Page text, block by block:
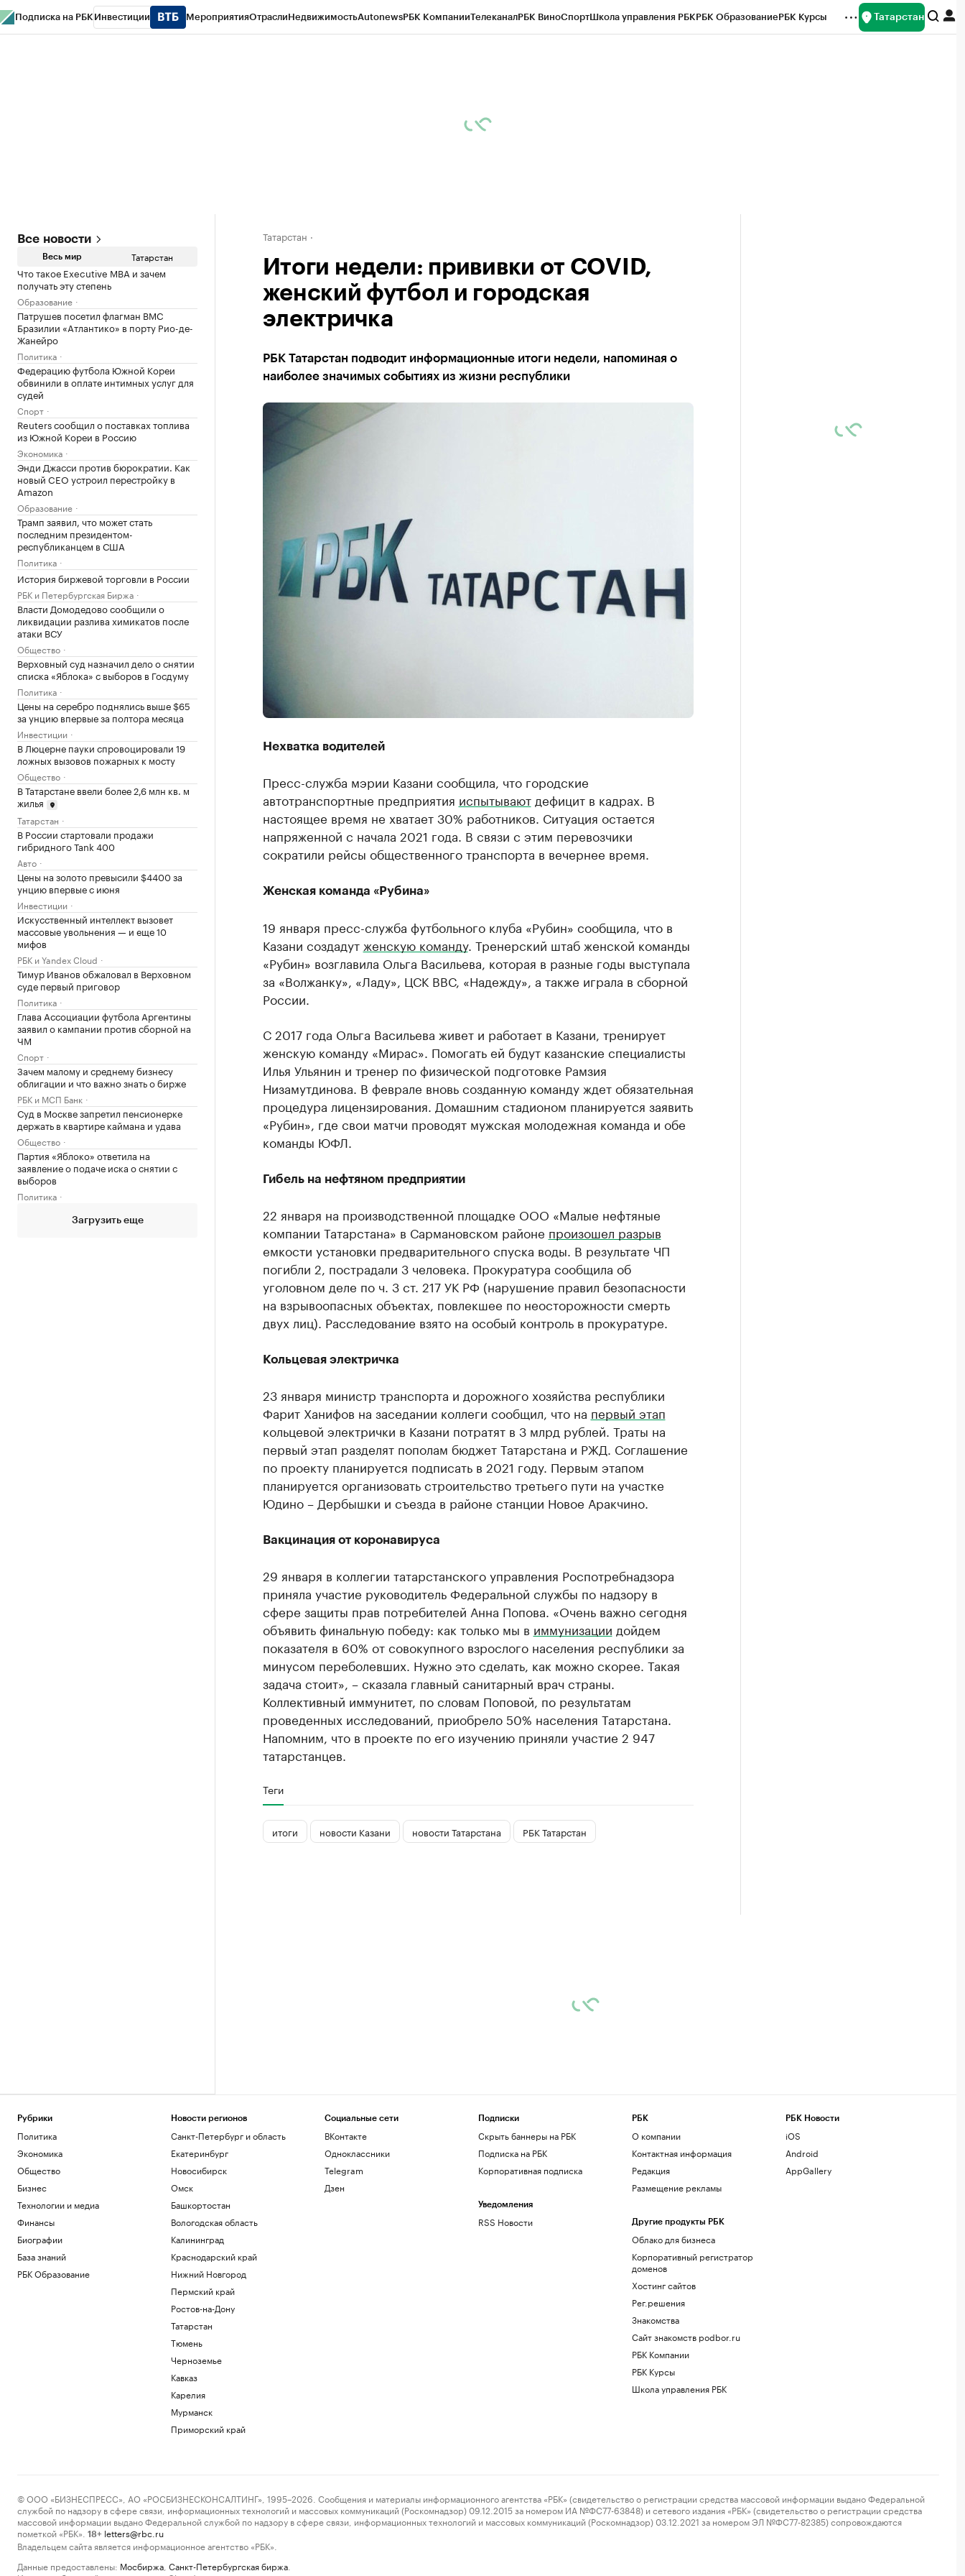
Подписка на РБК Инвестиции МероприятияОтраслиНедвижимостьAutonewsРБК КомпанииТелеканалРБК ВиноСпортШкола управления РБКРБК ОбразованиеРБК Курсы Татарстан
Все новости
Весь мир Татарстан
Что такое Executive MBA и зачем
получать эту степень
Образование
Патрушев посетил флагман ВМС
Бразилии «Атлантико» в порту Рио-де-
Жанейро
Политика
Федерацию футбола Южной Кореи
обвинили в оплате интимных услуг для
судей
Спорт
Reuters сообщил о поставках топлива
из Южной Кореи в Россию
Экономика
Энди Джасси против бюрократии. Как
новый CEO устроил перестройку в
Amazon
Образование
Трамп заявил, что может стать
последним президентом-
республиканцем в США
Политика
История биржевой торговли в России
РБК и Петербургская Биржа
Власти Домодедово сообщили о
ликвидации разлива химикатов после
атаки ВСУ
Общество
Верховный суд назначил дело о снятии
списка «Яблока» с выборов в Госдуму
Политика
Цены на серебро поднялись выше $65
за унцию впервые за полтора месяца
Инвестиции
В Люцерне пауки спровоцировали 19
ложных вызовов пожарных к мосту
Общество
В Татарстане ввели более 2,6 млн кв. м
жилья
Татарстан
В России стартовали продажи
гибридного Tank 400
Авто
Цены на золото превысили $4400 за
унцию впервые с июня
Инвестиции
Искусственный интеллект вызовет
массовые увольнения — и еще 10
мифов
РБК и Yandex Cloud
Тимур Иванов обжаловал в Верховном
суде первый приговор
Политика
Глава Ассоциации футбола Аргентины
заявил о кампании против сборной на
ЧМ
Спорт
Зачем малому и среднему бизнесу
облигации и что важно знать о бирже
РБК и МСП Банк
Суд в Москве запретил пенсионерке
держать в квартире каймана и удава
Общество
Партия «Яблоко» ответила на
заявление о подаче иска о снятии с
выборов
Политика
Загрузить еще
Татарстан
Итоги недели: прививки от COVID,
женский футбол и городская
электричка
РБК Татарстан подводит информационные итоги недели, напоминая о
наиболее значимых событиях из жизни республики
Нехватка водителей
Пресс-служба мэрии Казани сообщила, что городские
автотранспортные предприятия испытываютдефицит в кадрах. В
настоящее время не хватает 30% работников. Ситуация остается
напряженной с начала 2021 года. В связи с этим перевозчики
сократили рейсы общественного транспорта в вечернее время.
Женская команда «Рубина»
19 января пресс-служба футбольного клуба «Рубин» сообщила, что в
Казани создадут женскую команду. Тренерский штаб женской команды
«Рубин» возглавила Ольга Васильева, которая в разные годы выступала
за «Волжанку», «Ладу», ЦСК ВВС, «Надежду», а также играла в сборной
России.
С 2017 года Ольга Васильева живет и работает в Казани, тренирует
женскую команду «Мирас». Помогать ей будут казанские специалисты
Илья Ульянин и тренер по физической подготовке Рамзия
Низамутдинова. В феврале вновь созданную команду ждет обязательная
процедура лицензирования. Домашним стадионом планируется заявить
«Рубин», где свои матчи проводят мужская молодежная команда и обе
команды ЮФЛ.
Гибель на нефтяном предприятии
22 января на производственной площадке ООО «Малые нефтяные
компании Татарстана» в Сармановском районе произошел разрыв
емкости установки предварительного спуска воды. В результате ЧП
погибли 2, пострадали 3 человека. Прокуратура сообщила об
уголовном деле по ч. 3 ст. 217 УК РФ (нарушение правил безопасности
на взрывоопасных объектах, повлекшее по неосторожности смерть
двух лиц). Расследование взято на особый контроль в прокуратуре.
Кольцевая электричка
23 января министр транспорта и дорожного хозяйства республики
Фарит Ханифов на заседании коллеги сообщил, что на первый этап
кольцевой электрички в Казани потратят в 3 млрд рублей. Траты на
первый этап разделят пополам бюджет Татарстана и РЖД. Соглашение
по проекту планируется подписать в 2021 году. Первым этапом
планируется организовать строительство третьего пути на участке
Юдино – Дербышки и съезда в районе станции Новое Аракчино.
Вакцинация от коронавируса
29 января в коллегии татарстанского управления Роспотребнадзора
приняла участие руководитель Федеральной службы по надзору в
сфере защиты прав потребителей Анна Попова. «Очень важно сегодня
объявить финальную победу: как только мы в иммунизации дойдем
показателя в 60% от совокупного взрослого населения республики за
минусом переболевших. Нужно это сделать, как можно скорее. Такая
задача стоит», – сказала главный санитарный врач страны.
Коллективный иммунитет, по словам Поповой, по результатам
проведенных исследований, приобрело 50% населения Татарстана.
Напомним, что в проекте по его изучению приняли участие 2 947
татарстанцев.
Теги
итоги новости Казани новости Татарстана РБК Татарстан
Рубрики
Политика
Экономика
Общество
Бизнес
Технологии и медиа
Финансы
Биографии
База знаний
РБК Образование
Новости регионов
Санкт-Петербург и область
Екатеринбург
Новосибирск
Омск
Башкортостан
Вологодская область
Калининград
Краснодарский край
Нижний Новгород
Пермский край
Ростов-на-Дону
Татарстан
Тюмень
Черноземье
Кавказ
Карелия
Мурманск
Приморский край
Социальные сети
ВКонтакте
Одноклассники
Telegram
Дзен
Подписки
Скрыть баннеры на РБК
Подписка на РБК
Корпоративная подписка
Уведомления
RSS Новости
РБК
О компании
Контактная информация
Редакция
Размещение рекламы
Другие продукты РБК
Облако для бизнеса
Корпоративный регистратор
доменов
Хостинг сайтов
Рег.решения
Знакомства
Сайт знакомств podbor.ru
РБК Компании
РБК Курсы
Школа управления РБК
РБК Новости
iOS
Android
AppGallery
© ООО «БИЗНЕСПРЕСС», АО «РОСБИЗНЕСКОНСАЛТИНГ», 1995–2026. Сообщения и материалы информационного агентства «РБК» (свидетельство о регистрации средства массовой информации выдано Федеральной
службой по надзору в сфере связи, информационных технологий и массовых коммуникаций (Роскомнадзор) 09.12.2015 за номером ИА №ФС77-63848) и сетевого издания «РБК» (свидетельство о регистрации средства
массовой информации выдано Федеральной службой по надзору в сфере связи, информационных технологий и массовых коммуникаций (Роскомнадзор) 03.12.2021 за номером ЭЛ №ФС77-82385) сопровождаются
пометкой «РБК».
18+ letters@rbc.ru
Владельцем сайта является информационное агентство «РБК».
Данные предоставлены: Мосбиржа Санкт-Петербургская биржа